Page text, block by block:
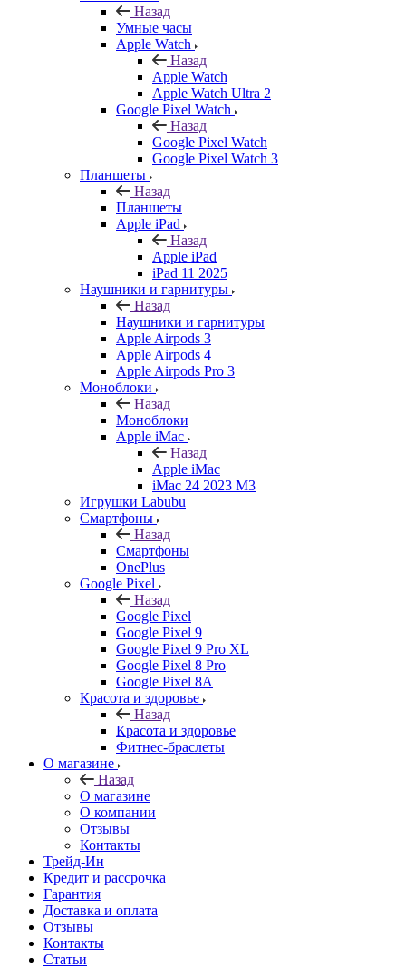
Назад
Умные часы
Apple Watch
Назад
Apple Watch
Apple Watch Ultra 2
Google Pixel Watch
Назад
Google Pixel Watch
Google Pixel Watch 3
Планшеты
Назад
Планшеты
Apple iPad
Назад
Apple iPad
iPad 11 2025
Наушники и гарнитуры
Назад
Наушники и гарнитуры
Apple Airpods 3
Apple Airpods 4
Apple Airpods Pro 3
Моноблоки
Назад
Моноблоки
Apple iMac
Назад
Apple iMac
iMac 24 2023 M3
Игрушки Labubu
Смартфоны
Назад
Смартфоны
OnePlus
Google Pixel
Назад
Google Pixel
Google Pixel 9
Google Pixel 9 Pro XL
Google Pixel 8 Pro
Google Pixel 8A
Красота и здоровье
Назад
Красота и здоровье
Фитнес-браслеты
О магазине
Назад
О магазине
О компании
Отзывы
Контакты
Трейд-Ин
Кредит и рассрочка
Гарантия
Доставка и оплата
Отзывы
Контакты
Статьи